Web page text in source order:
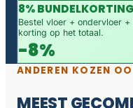
8% BUNDELKORTING
Bestel vloer + ondervloer
korting op het totaal.
-8%
ANDEREN KOZEN
MEEST